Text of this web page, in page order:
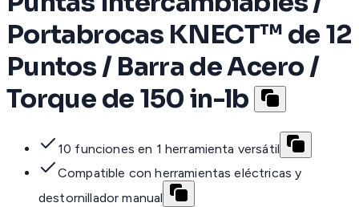
Portabrocas KNECT™ de 12
Puntos / Barra de Acero /
Torque de 150 in-lb
10 funciones en 1 herramienta versátil
Compatible con herramientas eléctricas y
destornillador manual